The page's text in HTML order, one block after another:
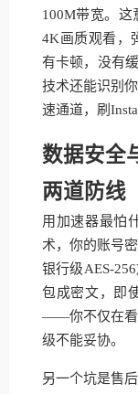
100M带宽。这
4K画质观看，
有卡顿，没有
技术还能识别
速通道，刷
数据安全
两道防线
用加速器最怕
术，你的账号
银行级AES-
包成密文，即
——你不仅在看
级不能妥协。
另一个坑是售